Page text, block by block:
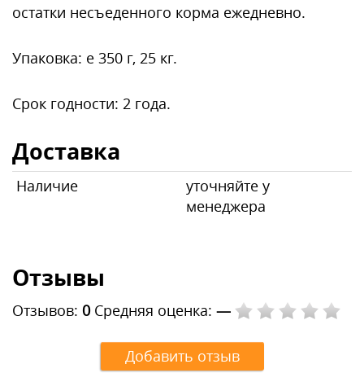
остатки несъеденного корма ежедневно.
Упаковка: e 350 г, 25 кг.
Срок годности: 2 года.
Доставка
Наличие
уточняйте у
менеджера
Отзывы
Отзывов: 0 Средняя оценка: —
Добавить отзыв